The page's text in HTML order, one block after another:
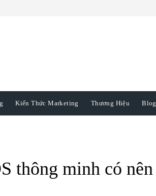
Kiến Thức Marketing Thương Hiệu Blog
thông minh có nên